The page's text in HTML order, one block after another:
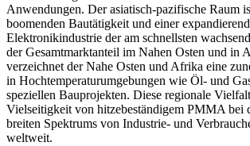
Anwendungen. Der asiatisch-pazifische Raum
boomenden Bautätigkeit und einer
Elektronikindustrie der am schnellsten
der Gesamtmarktanteil im Nahen Osten und in
verzeichnet der Nahe Osten und Afrika eine
in Hochtemperaturumgebungen wie Öl- und
speziellen Bauprojekten. Diese regionale
Vielseitigkeit von hitzebeständigem PMMA bei
breiten Spektrums von Industrie- und
weltweit.